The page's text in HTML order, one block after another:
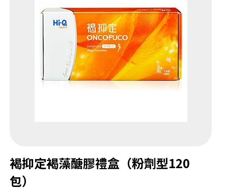
褐抑定褐藻醣膠禮盒（粉劑型120
包）